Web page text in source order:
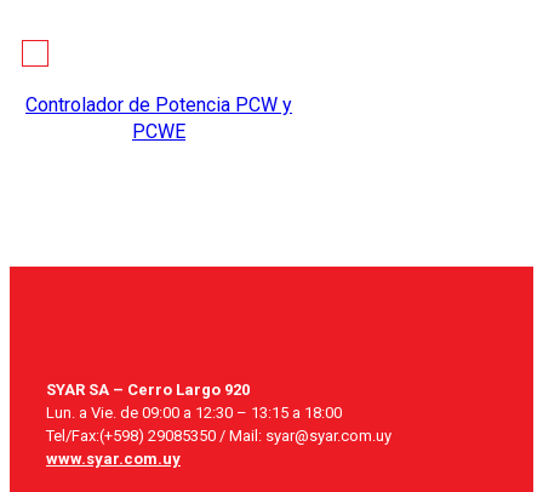
Controlador de Potencia PCW y
PCWE
SYAR SA – Cerro Largo 920
Lun. a Vie. de 09:00 a 12:30 – 13:15 a 18:00
Tel/Fax:(+598) 29085350 / Mail: syar@syar.com.uy
www.syar.com.uy